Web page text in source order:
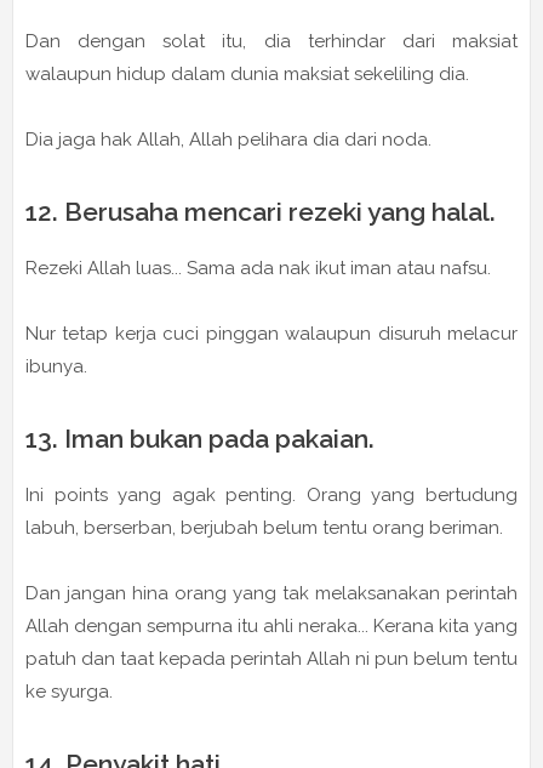
Dan dengan solat itu, dia terhindar dari maksiat
walaupun hidup dalam dunia maksiat sekeliling dia.
Dia jaga hak Allah, Allah pelihara dia dari noda.
12. Berusaha mencari rezeki yang halal.
Rezeki Allah luas... Sama ada nak ikut iman atau nafsu.
Nur tetap kerja cuci pinggan walaupun disuruh melacur
ibunya.
13. Iman bukan pada pakaian.
Ini points yang agak penting. Orang yang bertudung
labuh, berserban, berjubah belum tentu orang beriman.
Dan jangan hina orang yang tak melaksanakan perintah
Allah dengan sempurna itu ahli neraka... Kerana kita yang
patuh dan taat kepada perintah Allah ni pun belum tentu
ke syurga.